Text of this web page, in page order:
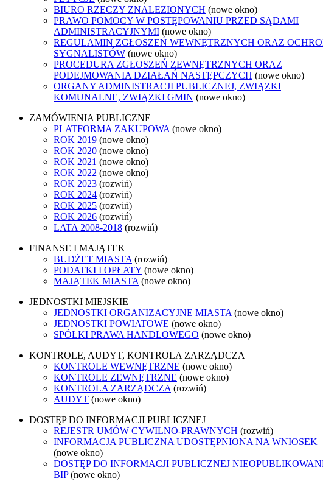
BIURO RZECZY ZNALEZIONYCH (nowe okno)
PRAWO POMOCY W POSTĘPOWANIU PRZED SĄDAMI
ADMINISTRACYJNYMI (nowe okno)
REGULAMIN ZGŁOSZEŃ WEWNĘTRZNYCH ORAZ
SYGNALISTÓW (nowe okno)
PROCEDURA ZGŁOSZEŃ ZEWNĘTRZNYCH ORAZ
PODEJMOWANIA DZIAŁAŃ NASTĘPCZYCH (nowe okno)
ORGANY ADMINISTRACJI PUBLICZNEJ, ZWIĄZKI
KOMUNALNE, ZWIĄZKI GMIN (nowe okno)
ZAMÓWIENIA PUBLICZNE
PLATFORMA ZAKUPOWA (nowe okno)
ROK 2019 (nowe okno)
ROK 2020 (nowe okno)
ROK 2021 (nowe okno)
ROK 2022 (nowe okno)
ROK 2023 (rozwiń)
ROK 2024 (rozwiń)
ROK 2025 (rozwiń)
ROK 2026 (rozwiń)
LATA 2008-2018 (rozwiń)
FINANSE I MAJĄTEK
BUDŻET MIASTA (rozwiń)
PODATKI I OPŁATY (nowe okno)
MAJĄTEK MIASTA (nowe okno)
JEDNOSTKI MIEJSKIE
JEDNOSTKI ORGANIZACYJNE MIASTA (nowe okno)
JEDNOSTKI POWIATOWE (nowe okno)
SPÓŁKI PRAWA HANDLOWEGO (nowe okno)
KONTROLE, AUDYT, KONTROLA ZARZĄDCZA
KONTROLE WEWNĘTRZNE (nowe okno)
KONTROLE ZEWNĘTRZNE (nowe okno)
KONTROLA ZARZĄDCZA (rozwiń)
AUDYT (nowe okno)
DOSTĘP DO INFORMACJI PUBLICZNEJ
REJESTR UMÓW CYWILNO-PRAWNYCH (rozwiń)
INFORMACJA PUBLICZNA UDOSTĘPNIONA NA WNIOSEK
(nowe okno)
DOSTĘP DO INFORMACJI PUBLICZNEJ
BIP (nowe okno)